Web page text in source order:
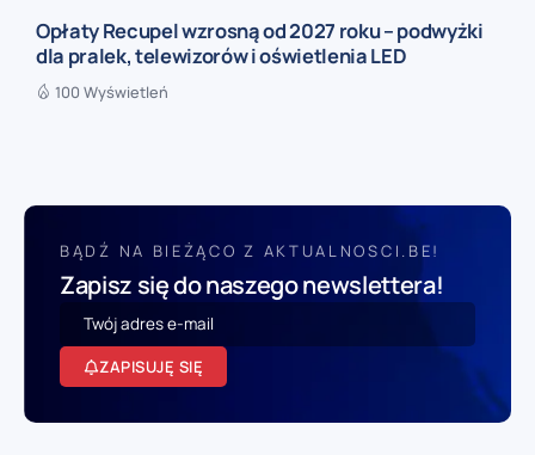
Opłaty Recupel wzrosną od 2027 roku – podwyżki
dla pralek, telewizorów i oświetlenia LED
100 Wyświetleń
BĄDŹ NA BIEŻĄCO Z AKTUALNOSCI.BE!
Zapisz się do naszego newslettera!
ZAPISUJĘ SIĘ